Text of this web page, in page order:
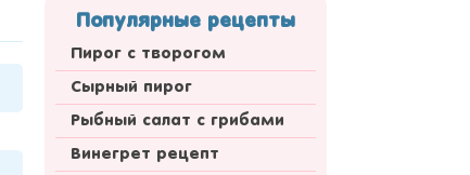
Популярные рецепты
Пирог с творогом
Сырный пирог
Рыбный салат с грибами
Винегрет рецепт